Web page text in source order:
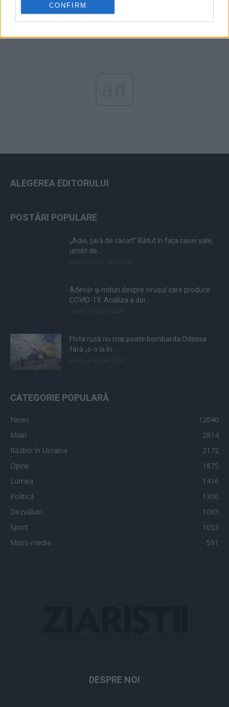
CONFIRM
ALEGEREA EDITORULUI
POSTĂRI POPULARE
„Adio, țară de căcat!” Bătut în fața casei sale,
umilit de...
Adevăr și mituri despre virusul care produce
COVID-19. Analiza a doi...
Flota rusă nu mai poate bombarda Odessa
fără „s-o ia în...
CATEGORIE POPULARĂ
News
12040
Main
2814
Război în Ucraina
2172
Opinii
1875
Lumea
1416
Politică
1300
Dezvăluiri
1065
Sport
1053
Mass-media
591
DESPRE NOI